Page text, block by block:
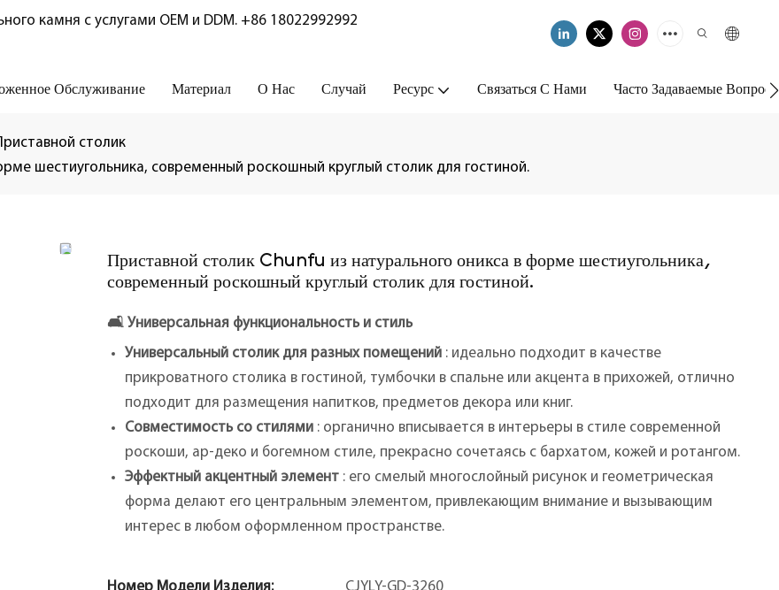
камня с услугами OEM и DDM. +86 18022992992
Обслуживание Материал О Нас Случай Ресурс Связаться С Нами Часто Задаваемые
столик
шестиугольника, современный роскошный круглый столик для гостиной.
Приставной столик Chunfu из натурального оникса в форме шестиугольника,
современный роскошный круглый столик для гостиной.
🛋️ Универсальная функциональность и стиль
Универсальный столик для разных помещений : идеально подходит в качестве
прикроватного столика в гостиной, тумбочки в спальне или акцента в прихожей, отлично
подходит для размещения напитков, предметов декора или книг.
Совместимость со стилями : органично вписывается в интерьеры в стиле современной
роскоши, ар-деко и богемном стиле, прекрасно сочетаясь с бархатом, кожей и ротангом.
Эффектный акцентный элемент : его смелый многослойный рисунок и геометрическая
форма делают его центральным элементом, привлекающим внимание и вызывающим
интерес в любом оформленном пространстве.
Номер Модели Изделия: CJYLY-GD-3260